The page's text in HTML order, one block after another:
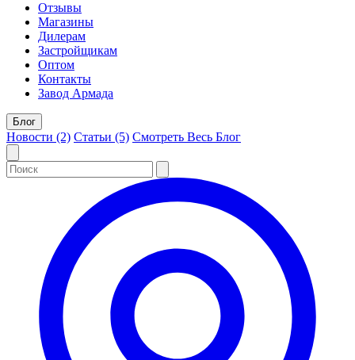
Отзывы
Магазины
Дилерам
Застройщикам
Оптом
Контакты
Завод Армада
Блог
Новости (2) Статьи (5) Смотреть Весь Блог